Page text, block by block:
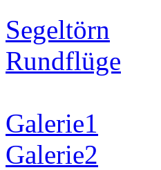
Segeltörn
Rundflüge
Galerie1
Galerie2